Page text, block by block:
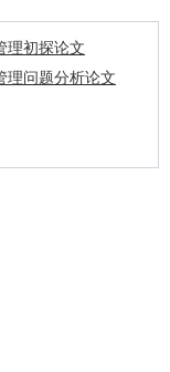
理初探论文
理问题分析论文